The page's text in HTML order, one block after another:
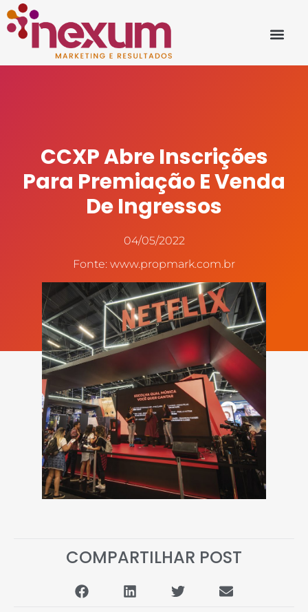
CCXP Abre Inscrições
Para Premiação E Venda
De Ingressos
04/05/2022
Fonte: www.propmark.com.br
COMPARTILHAR POST